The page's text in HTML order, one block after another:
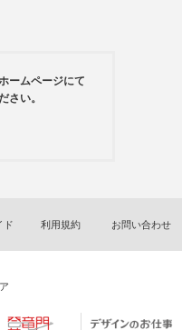
ームページにて
さい。
ド 利用規約 お問い合わせ